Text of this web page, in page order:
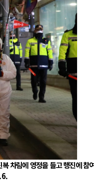
차림에 영정을 들고 행진에 참